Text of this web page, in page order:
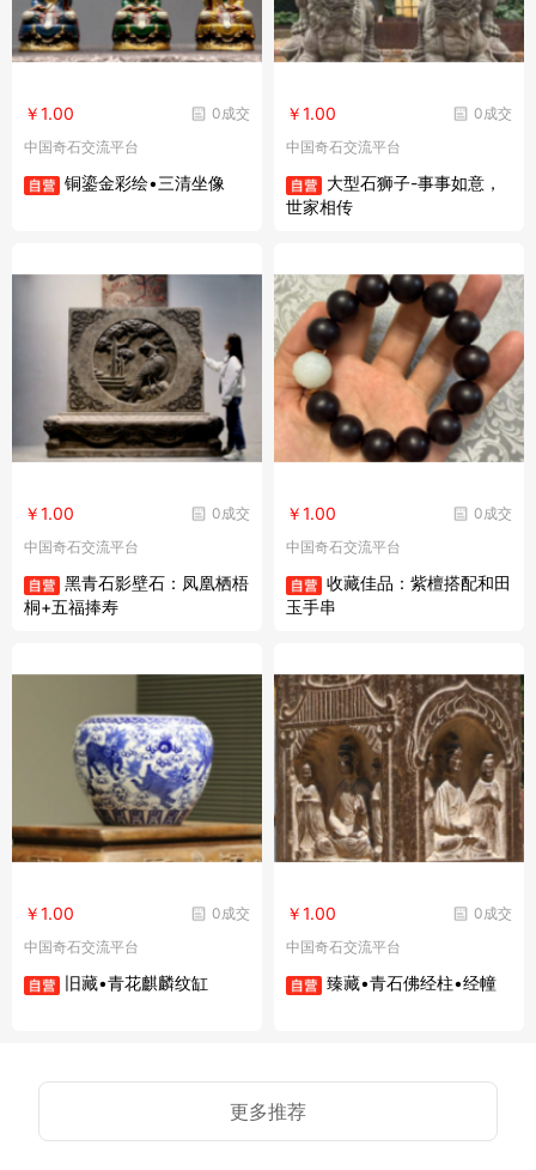
0成交
￥1.00
中国奇石交流平台
铜鎏金彩绘•三清坐像
0成交
￥1.00
中国奇石交流平台
大型石狮子-事事如意，
世家相传
0成交
￥1.00
中国奇石交流平台
黑青石影壁石：凤凰栖梧
桐+五福捧寿
0成交
￥1.00
中国奇石交流平台
收藏佳品：紫檀搭配和田
玉手串
0成交
￥1.00
中国奇石交流平台
旧藏•青花麒麟纹缸
0成交
￥1.00
中国奇石交流平台
臻藏•青石佛经柱•经幢
更多推荐